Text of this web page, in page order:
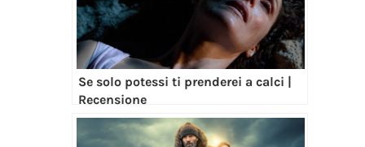
Se solo potessi ti prenderei a calci |
Recensione